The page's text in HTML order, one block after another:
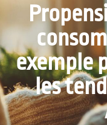
exemple
les